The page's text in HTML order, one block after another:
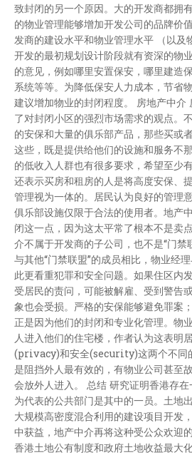
致封闭的另一个原因。大的开发商都拥
的物业管理能够增加开发公司的品牌价
发商的建设水平和物业管理水平 （以及
开发的最初规划设计阶段就有资深的物
的意见，例如哪里安置保安，哪里建造
系统等等。为降低保安人力成本，节省
建议增加物业的封闭程度。 房地产中介
了对封闭小区的强烈市场需求的观点。
的安保和大量的俱乐部产品，那些买或
这些，既是提供给他们的设施和服务不
的低收入人群也有很多要求，希望至少
还表示买房和租房的人是将高度安保、
管理视为一体的。居民认为良好的管理
俱乐部设施仅限于合法的使用者。地产
闭这一点，因为这太平常了根本不是卖
介不属于开发商的子公司，也不是“门禁
与其他“门禁联盟”的成员相比，物业经
此更看重犯罪和安全问题。如果住区内
受居民的责问，可能被解雇、受到警告
象也会受损。严格的安保能够避免罪案
正是因为他们的封闭和专业化管理。物
人进入他们的住宅楼，作者认为这表明
(privacy)和安全(security)这两个不同
是阻挡外人最有效的，有物业公司甚至
会放外人进入。 总结 研究证明香港存
为代表的公共部门是其中的一员。土地
大规模高密度混合利用的建设项目开发
中获益，地产中介再将这种受公众欢迎
香港土地公有制度和政府土地收益最大